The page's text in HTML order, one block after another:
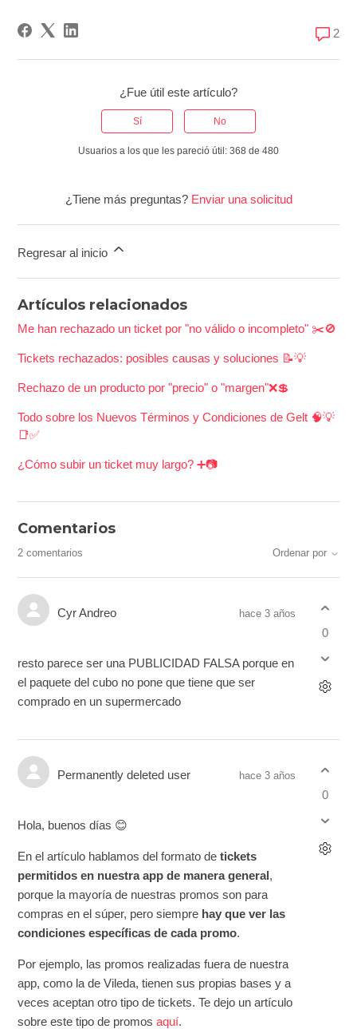
2 2
¿Fue útil este artículo?
Sí No
Usuarios a los que les pareció útil: 368 de 480
¿Tiene más preguntas? Enviar una solicitud
Regresar al inicio
Artículos relacionados
Me han rechazado un ticket por "no válido o incompleto" ✂️🚫
Tickets rechazados: posibles causas y soluciones 📝💡
Rechazo de un producto por "precio" o "margen"❌💲
Todo sobre los Nuevos Términos y Condiciones de Gelt 🧠💡
📑✅
¿Cómo subir un ticket muy largo? ➕📷
Comentarios
2 comentarios Ordenar por
Cyr Andreo hace 3 años
resto parece ser una PUBLICIDAD FALSA porque en
el paquete del cubo no pone que tiene que ser
comprado en un supermercado
0
Permanently deleted user hace 3 años
Hola, buenos días 😊
En el artículo hablamos del formato de tickets
permitidos en nuestra app de manera general,
porque la mayoría de nuestras promos son para
compras en el súper, pero siempre hay que ver las
condiciones específicas de cada promo.
Por ejemplo, las promos realizadas fuera de nuestra
app, como la de Vileda, tienen sus propias bases y a
veces aceptan otro tipo de tickets. Te dejo un artículo
sobre este tipo de promosaquí.
0